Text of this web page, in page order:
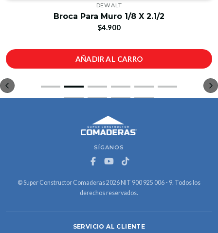
DEWALT
Broca Para Muro 1/8 X 2.1/2
$4.900
AÑADIR AL CARRO
SÍGANOS
© Super Constructor Comaderas 2026 NIT 900 925 006 - 9. Todos los
derechos reservados.
SERVICIO AL CLIENTE